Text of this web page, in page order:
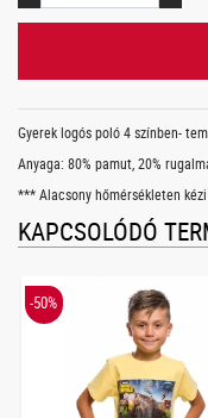
Gyerek logós poló 4 színben-
Anyaga: 80% pamut, 20%
*** Alacsony hőmérsékleten
KAPCSOLÓDÓ
-50%